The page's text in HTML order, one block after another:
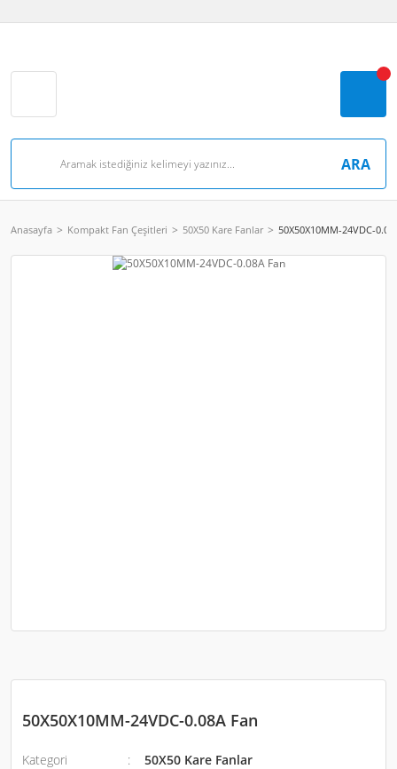
ARA
Anasayfa Kompakt Fan Çeşitleri 50X50 Kare Fanlar 50X50X10MM-24VDC-
50X50X10MM-24VDC-0.08A Fan
Kategori
50X50 Kare Fanlar